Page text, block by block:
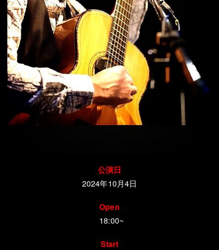
公演日
2024年10月4日
Open
18:00~
Start